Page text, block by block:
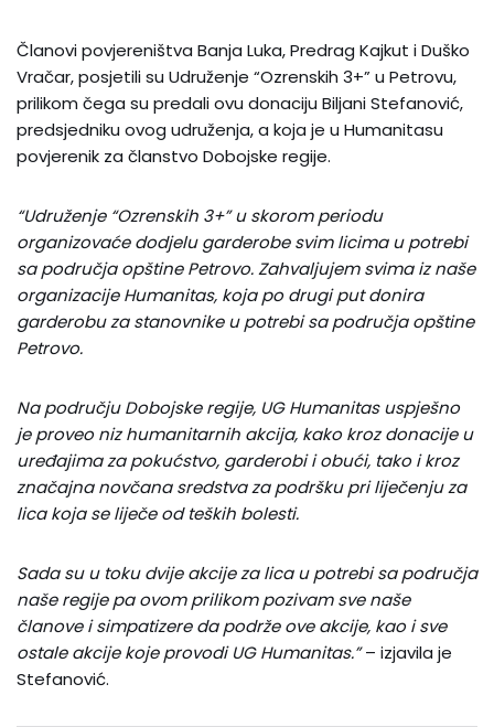
Članovi povjereništva Banja Luka, Predrag Kajkut i Duško
Vračar, posjetili su Udruženje “Ozrenskih 3+” u Petrovu,
prilikom čega su predali ovu donaciju Biljani Stefanović,
predsjedniku ovog udruženja, a koja je u Humanitasu
povjerenik za članstvo Dobojske regije.
“Udruženje “Ozrenskih 3+” u skorom periodu
organizovaće dodjelu garderobe svim licima u potrebi
sa područja opštine Petrovo. Zahvaljujem svima iz naše
organizacije Humanitas, koja po drugi put donira
garderobu za stanovnike u potrebi sa područja opštine
Petrovo.
Na području Dobojske regije, UG Humanitas uspješno
je proveo niz humanitarnih akcija, kako kroz donacije u
uređajima za pokućstvo, garderobi i obući, tako i kroz
značajna novčana sredstva za podršku pri liječenju za
lica koja se liječe od teških bolesti.
Sada su u toku dvije akcije za lica u potrebi sa područja
naše regije pa ovom prilikom pozivam sve naše
članove i simpatizere da podrže ove akcije, kao i sve
ostale akcije koje provodi UG Humanitas.”– izjavila je
Stefanović.